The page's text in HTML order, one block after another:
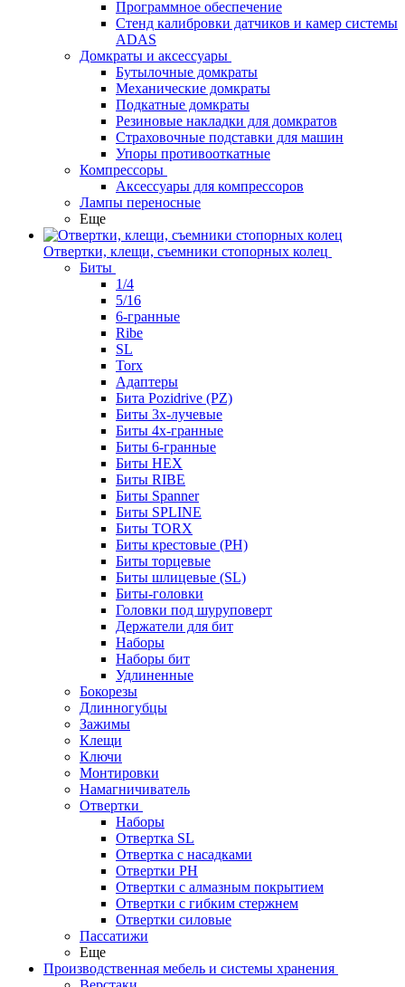
Программное обеспечение
Стенд калибровки датчиков и камер системы
ADAS
Домкраты и аксессуары
Бутылочные домкраты
Механические домкраты
Подкатные домкраты
Резиновые накладки для домкратов
Страховочные подставки для машин
Упоры противооткатные
Компрессоры
Аксессуары для компрессоров
Лампы переносные
Еще
Отвертки, клещи, съемники стопорных колец
Биты
1/4
5/16
6-гранные
Ribe
SL
Torx
Адаптеры
Бита Pozidrive (PZ)
Биты 3х-лучевые
Биты 4х-гранные
Биты 6-гранные
Биты HEX
Биты RIBE
Биты Spanner
Биты SPLINE
Биты TORX
Биты крестовые (PH)
Биты торцевые
Биты шлицевые (SL)
Биты-головки
Головки под шуруповерт
Держатели для бит
Наборы
Наборы бит
Удлиненные
Бокорезы
Длинногубцы
Зажимы
Клещи
Ключи
Монтировки
Намагничиватель
Отвертки
Наборы
Отвертка SL
Отвертка с насадками
Отвертки PH
Отвертки с алмазным покрытием
Отвертки с гибким стержнем
Отвертки силовые
Пассатижи
Еще
Производственная мебель и системы хранения